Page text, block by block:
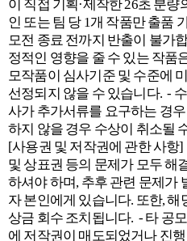
이 직접 기획·제작한 26초 분
인 또는 팀 당 1개 작품만 출품
모전 종료 전까지 반출이 불가
정적인 영향을 줄 수 있는 작품
모작품이 심사기준 및 수준에
선정되지 않을 수 있습니다. -
사가 추가서류를 요구하는 경
하지 않을 경우 수상이 취소될
[사용권 및 저작권에 관한 사항
및 상표권 등의 문제가 모두 해
하셔야 하며, 추후 관련 문제가
자 본인에게 있습니다. 또한, 해
상금 회수 조치됩니다. - 타 공
에 저작권이 매도되었거나 진